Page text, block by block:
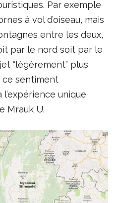
Par exemple
à vol d’oiseau, mais
entre les deux,
par le nord soit par le
“légèrement” plus
ce sentiment
unique
Mrauk U.